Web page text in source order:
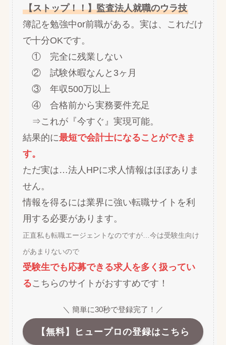
【ストップ！！】監査法人就職のウラ技
簿記を勉強中or前職がある。実は、これだけ
で十分OKです。
① 完全に残業しない
② 試験休暇なんと3ヶ月
③ 年収500万以上
④ 合格前から実務要件充足
⇒これが『今すぐ』実現可能。
結果的に最短で会計士になることができま
す。
ただ実は…法人HPに求人情報はほぼありま
せん。
情報を得るには業界に強い転職サイトを利
用する必要があります。
正直私も転職エージェントなのですが…今は受験生向け
があまりないので
受験生でも応募できる求人を多く扱ってい
るこちらのサイトがおすすめです！
＼ 簡単に30秒で登録完了！／
【無料】ヒュープロの登録はこちら